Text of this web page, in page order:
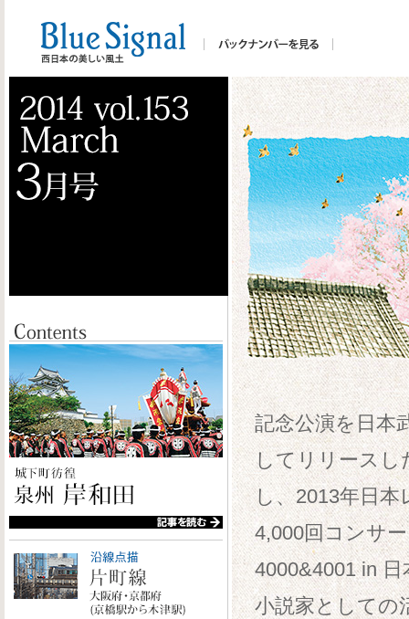
記念公演を日本
してリリースし
し、2013年日本
4,000回コンサ
4000&4001 in
小説家としての